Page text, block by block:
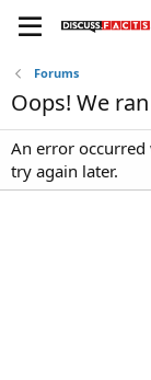
Forums
Oops! We
An error occurred
try again later.